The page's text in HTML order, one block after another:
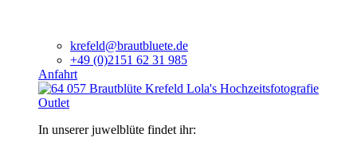
krefeld@brautbluete.de
+49 (0)2151 62 31 985
Anfahrt
Outlet
In unserer juwelblüte findet ihr: